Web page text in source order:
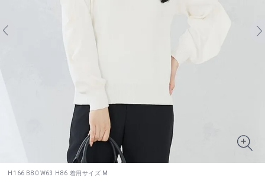
H166 B80 W63 H86 着用サイズ:M